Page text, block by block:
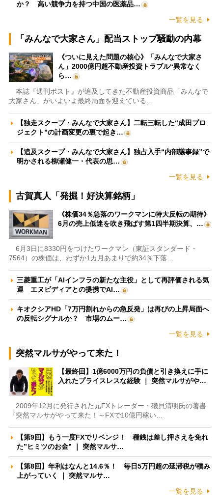
か？ 高い競争力を持つ中国の医薬品…
一覧を見る
「みんなで大家さん」配当ストップ騒動の内幕
《ついに見えた問題の核心》「みんなで大家さ
ん」2000億円超不動産投資トラブル“異常なく
ら…
本誌『週刊ポスト』が追及してきた不動産投資商品「みんなで
大家さん」がいよいよ最終局面を迎えている…
【独走スクープ・みんなで大家さん】二転三転した“成田プロ
ジェクト”の計画変更の裏で起き…
【追及スクープ・みんなで大家さん】独占入手“内部議事録”で
明かされる柳瀬健一・代表の思…
一覧を見る
古賀真人「発掘！好決算銘柄」
《株価34％急落のワークマンに特大反転の期待》
6月の売上低迷を吹き飛ばす第1四半期決算、…
6月3日に8330円をつけたワークマン（東証スタンダード・
7564）の株価は、わずか1カ月あまりで約34％下落…
三菱重工が「AIインフラの新たな主役」として再評価される気
運 エヌビディアとの提携でAI…
キオクシアHD「7万円割れからの急反発」は再びの上昇局面へ
の反転シグナルか？ 市場のムー…
一覧を見る
突然マルサがやって来た！
【最終回】1億6000万円の負債と引き換えに手に
入れたプライスレスな経験 ｜ 突然マルサがや…
2009年12月に発行された元FXトレーダー・磯貝清明氏の著書
『突然マルサがやって来た！～FXで10億円稼い…
【第9回】もう一度FXでリベンジ！ 種銭は差し押さえを免れ
た”ヒミツのお金” ｜ 突然マルサ…
【第8回】年利はなんと14.6％！ 毎日5万円超の延滞税が積み
上がっていく ｜ 突然マルサ…
一覧を見る